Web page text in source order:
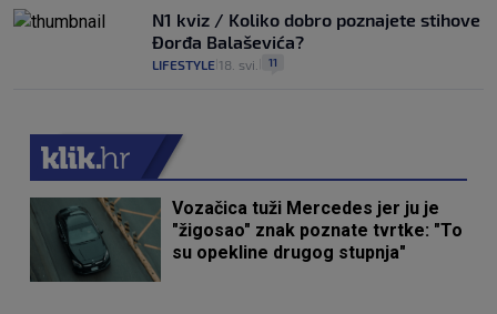
N1 kviz / Koliko dobro poznajete stihove
Đorđa Balaševića?
LIFESTYLE 18. svi. 11
Vozačica tuži Mercedes jer ju je
"žigosao" znak poznate tvrtke: "To
su opekline drugog stupnja"